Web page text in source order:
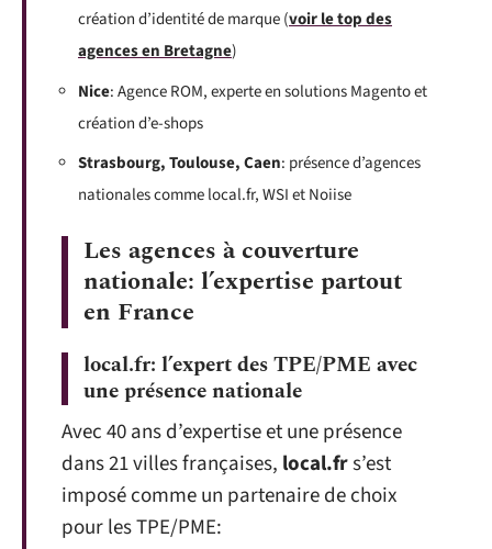
création d’identité de marque (voir le top des
agences en Bretagne)
Nice: Agence ROM, experte en solutions Magento et
création d’e-shops
Strasbourg, Toulouse, Caen: présence d’agences
nationales comme local.fr, WSI et Noiise
Les agences à couverture
nationale: l’expertise partout
en France
local.fr: l’expert des TPE/PME avec
une présence nationale
Avec 40 ans d’expertise et une présence
dans 21 villes françaises, local.frs’est
imposé comme un partenaire de choix
pour les TPE/PME: